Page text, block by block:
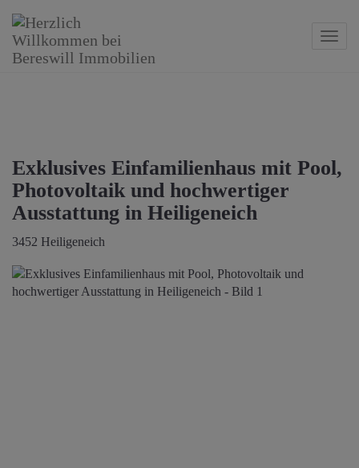
Exklusives Einfamilienhaus mit Pool,
Photovoltaik und hochwertiger
Ausstattung in Heiligeneich
3452 Heiligeneich